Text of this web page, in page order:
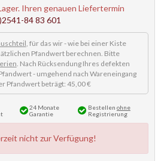
Ihren genauen Liefertermin
84 83 601
, für das wir - wie bei einer Kiste
Pfandwert berechnen. Bitte
. Nach Rücksendung Ihres defekten
- umgehend nach Wareneingang
Pfandwert beträgt: 45,00 €
24 Monate
Garantie
Bestellen ohne
Registrierung
nicht zur Verfügung!